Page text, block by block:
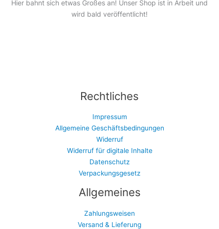
Hier bahnt sich etwas Großes an! Unser Shop ist in Arbeit und
wird bald veröffentlicht!
Rechtliches
Impressum
Allgemeine Geschäftsbedingungen
Widerruf
Widerruf für digitale Inhalte
Datenschutz
Verpackungsgesetz
Allgemeines
Zahlungsweisen
Versand & Lieferung